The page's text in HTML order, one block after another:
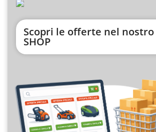
Scopri le offerte nel nostro
SHOP